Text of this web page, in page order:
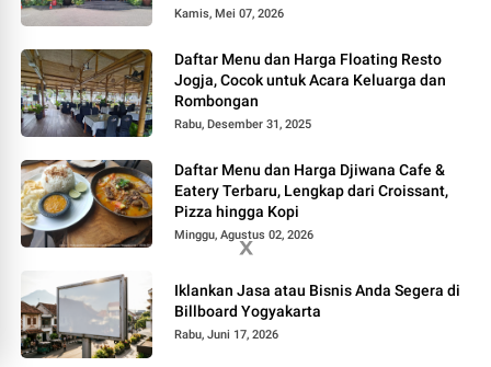
Kamis, Mei 07, 2026
Daftar Menu dan Harga Floating Resto
Jogja, Cocok untuk Acara Keluarga dan
Rombongan
Rabu, Desember 31, 2025
Daftar Menu dan Harga Djiwana Cafe &
Eatery Terbaru, Lengkap dari Croissant,
Pizza hingga Kopi
Minggu, Agustus 02, 2026
Iklankan Jasa atau Bisnis Anda Segera di
Billboard Yogyakarta
Rabu, Juni 17, 2026